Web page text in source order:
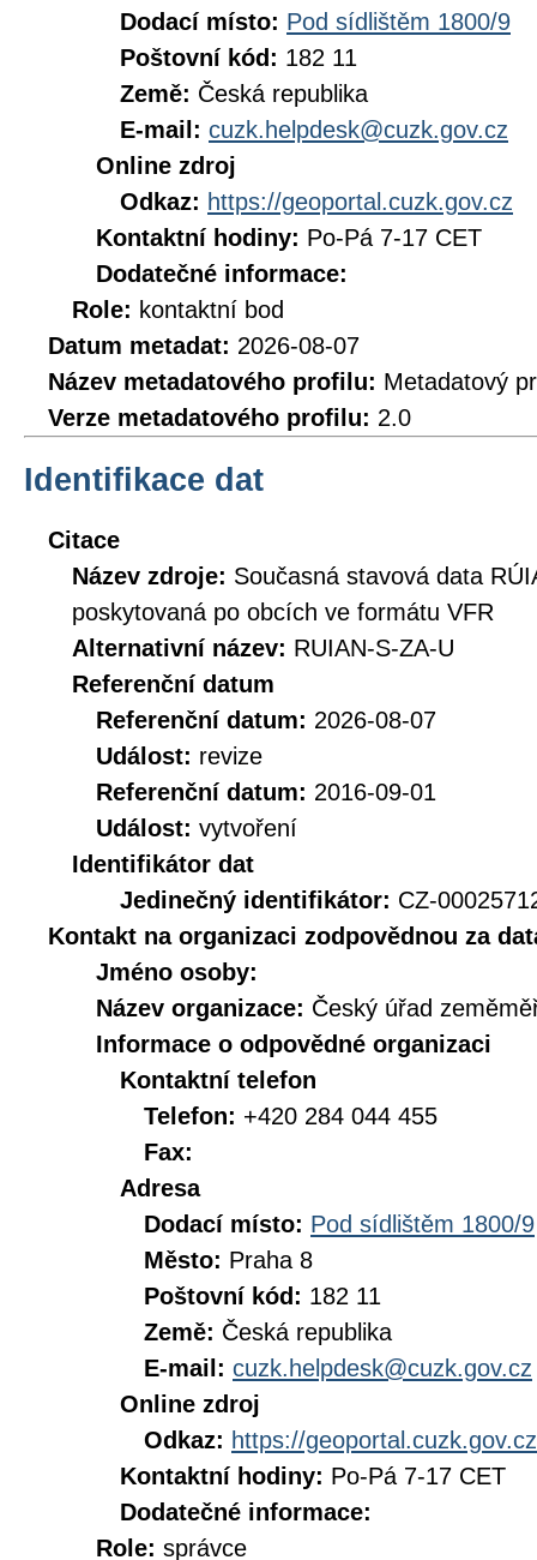
Dodací místo: Pod sídlištěm 1800/9
Poštovní kód: 182 11
Země: Česká republika
E-mail: cuzk.helpdesk@cuzk.gov.cz
Online zdroj
Odkaz: https://geoportal.cuzk.gov.cz
Kontaktní hodiny: Po-Pá 7-17 CET
Dodatečné informace:
Role: kontaktní bod
Datum metadat: 2026-08-07
Název metadatového profilu: Metadatový
Verze metadatového profilu: 2.0
Identifikace dat
Citace
Název zdroje: Současná stavová data
poskytovaná po obcích ve formátu VFR
Alternativní název: RUIAN-S-ZA-U
Referenční datum
Referenční datum: 2026-08-07
Událost: revize
Referenční datum: 2016-09-01
Událost: vytvoření
Identifikátor dat
Jedinečný identifikátor: CZ-
Kontakt na organizaci zodpovědnou za
Jméno osoby:
Název organizace: Český úřad
Informace o odpovědné organizaci
Kontaktní telefon
Telefon: +420 284 044 455
Fax:
Adresa
Dodací místo: Pod sídlištěm 1800/9
Město: Praha 8
Poštovní kód: 182 11
Země: Česká republika
E-mail: cuzk.helpdesk@cuzk.gov.cz
Online zdroj
Odkaz: https://geoportal.cuzk.gov.cz
Kontaktní hodiny: Po-Pá 7-17 CET
Dodatečné informace:
Role: správce